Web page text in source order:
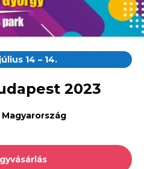
14 – 14.
2023